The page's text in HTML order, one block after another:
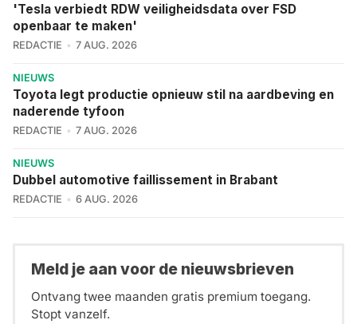
'Tesla verbiedt RDW veiligheidsdata over FSD
openbaar te maken'
REDACTIE 7 AUG. 2026
NIEUWS
Toyota legt productie opnieuw stil na aardbeving en
naderende tyfoon
REDACTIE 7 AUG. 2026
NIEUWS
Dubbel automotive faillissement in Brabant
REDACTIE 6 AUG. 2026
Meld je aan voor de nieuwsbrieven
Ontvang twee maanden gratis premium toegang.
Stopt vanzelf.